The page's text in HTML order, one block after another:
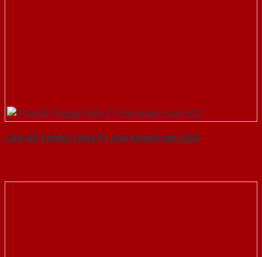
Cửa Gỗ Chống Cháy P1 cho khach san-SGD